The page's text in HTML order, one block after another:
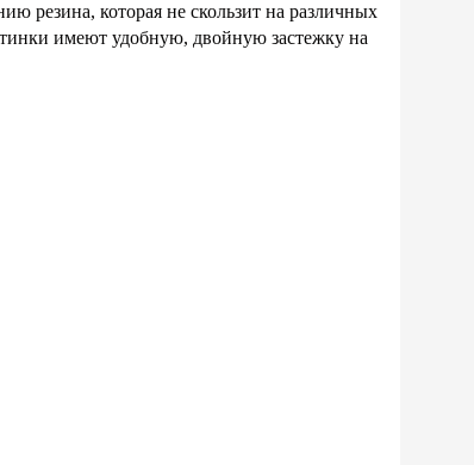
резина, которая не скользит на различных
имеют удобную, двойную застежку на